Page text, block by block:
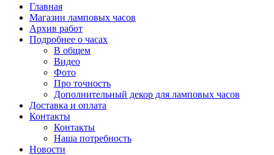
Главная
Магазин ламповых часов
Архив работ
Подробнее о часах
В общем
Видео
Фото
Про точность
Дополнительный декор для ламповых часов
Доставка и оплата
Контакты
Контакты
Наша потребность
Новости